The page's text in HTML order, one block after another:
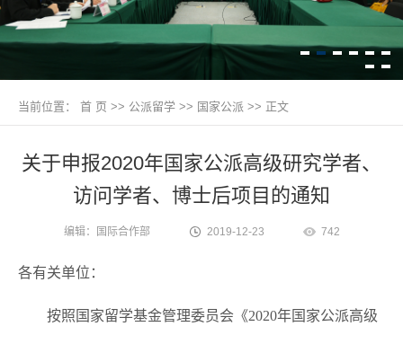
当前位置： 首 页 >> 公派留学 >> 国家公派 >> 正文
关于申报2020年国家公派高级研究学者、
访问学者、博士后项目的通知
编辑：国际合作部 2019-12-23 742
各有关单位：
按照国家留学基金管理委员会《2020年国家公派高级